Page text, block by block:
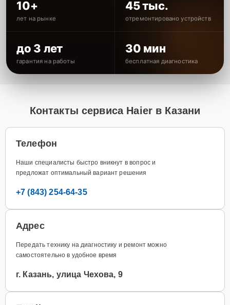
10+
лет на рынке
45 тыс.
отремонтировано устройств
до 3 лет
гарантия на работы
30 мин
бесплатная диагностика
Контакты сервиса Haier в Казани
Телефон
Наши специалисты быстро вникнут в вопрос и
предложат оптимальный вариант решения
+7 (843) 254-64-35
Адрес
Передать технику на диагностику и ремонт можно
самостоятельно в удобное время
г. Казань, улица Чехова, 9